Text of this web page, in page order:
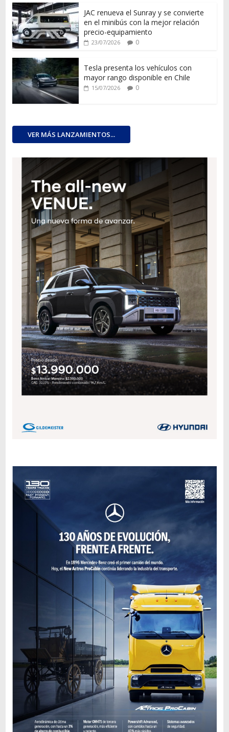
JAC renueva el Sunray y se convierte
en el minibús con la mejor relación
precio-equipamiento
23/07/2026 0
Tesla presenta los vehículos con
mayor rango disponible en Chile
15/07/2026 0
VER MÁS LANZAMIENTOS...